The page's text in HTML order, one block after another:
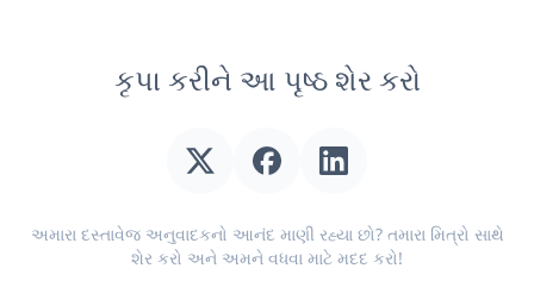
કૃપા કરીને આ પૃષ્ઠ શેર કરો
અમારા દસ્તાવેજ અનુવાદકનો આનંદ માણી રહ્યા છો? તમારા મિત્રો સાથે
શેર કરો અને અમને વધવા માટે મદદ કરો!